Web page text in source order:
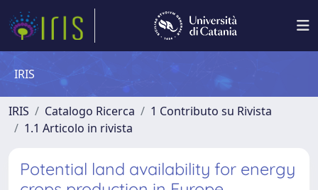
IRIS
IRIS Catalogo Ricerca
1 Contributo su Rivista
1.1 Articolo in rivista
Potential land availability for energy